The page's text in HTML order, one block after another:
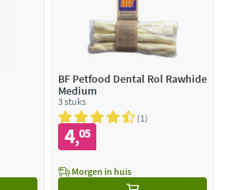
BF Petfood Dental Rol Rawhide
Medium
3 stuks
1
4,05
Morgen in huis